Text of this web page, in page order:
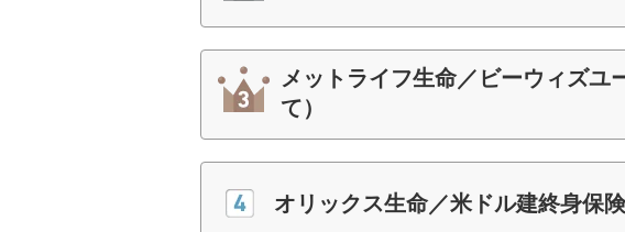
メットライフ生命／ビーウィズ
て）
オリックス生命／米ドル建終身保